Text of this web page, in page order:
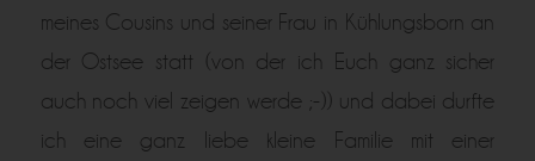
meines Cousins und seiner Frau in Kühlungsborn an
der Ostsee statt (von der ich Euch ganz sicher
auch noch viel zeigen werde ;-)) und dabei durfte
ich eine ganz liebe kleine Familie mit einer